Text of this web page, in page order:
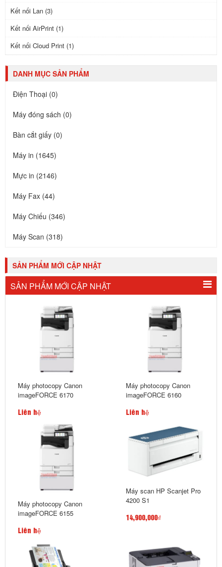
Kết nối Lan (3)
Kết nối AirPrint (1)
Kết nối Cloud Print (1)
DANH MỤC SẢN PHẨM
Điện Thoại (0)
Máy đóng sách (0)
Bàn cắt giấy (0)
Máy in (1645)
Mực in (2146)
Máy Fax (44)
Máy Chiếu (346)
Máy Scan (318)
SẢN PHẨM MỚI CẬP NHẬT
SẢN PHẨM MỚI CẬP NHẬT
Máy photocopy Canon
imageFORCE 6170
Liên hệ
Máy photocopy Canon
imageFORCE 6160
Liên hệ
Máy photocopy Canon
imageFORCE 6155
Liên hệ
Máy scan HP Scanjet Pro
4200 S1
14,900,000₫